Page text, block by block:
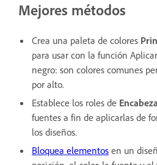
Mejores métodos
Crea una paleta de colores
para usar con la función
negro: son colores comunes
por alto.
Establece los roles de
fuentes a fin de aplicarlas de
los diseños.
Bloquea elementos en un